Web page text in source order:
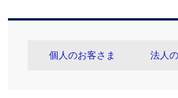
個人のお客さま 法人